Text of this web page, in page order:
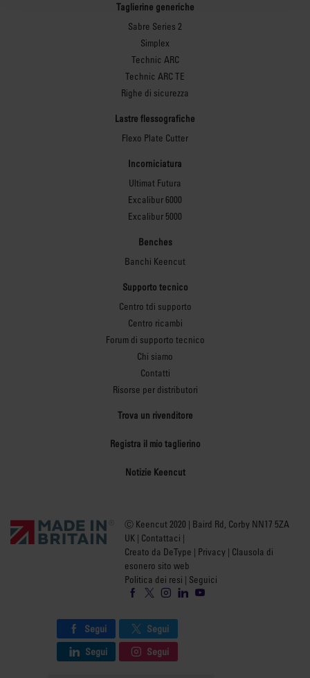
Taglierine generiche
Sabre Series 2
Simplex
Technic ARC
Technic ARC TE
Righe di sicurezza
Lastre flessografiche
Flexo Plate Cutter
Incorniciatura
Ultimat Futura
Excalibur 6000
Excalibur 5000
Benches
Banchi Keencut
Supporto tecnico
Centro tdi supporto
Centro ricambi
Forum di supporto tecnico
Chi siamo
Contatti
Risorse per distributori
Trova un rivenditore
Registra il mio taglierino
Notizie Keencut
Ⓒ Keencut 2020 | Baird Rd, Corby NN17 5ZA
UK | Contattaci |
Creato da DeType | Privacy | Clausola di
esonero sito web
Politica dei resi | Seguici
Segui
Segui
Segui
Segui